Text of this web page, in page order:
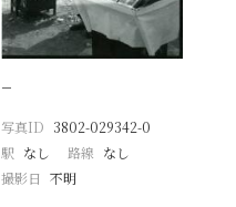
−
写真ID 3802-029342-0
駅 なし 路線 なし
撮影日 不明